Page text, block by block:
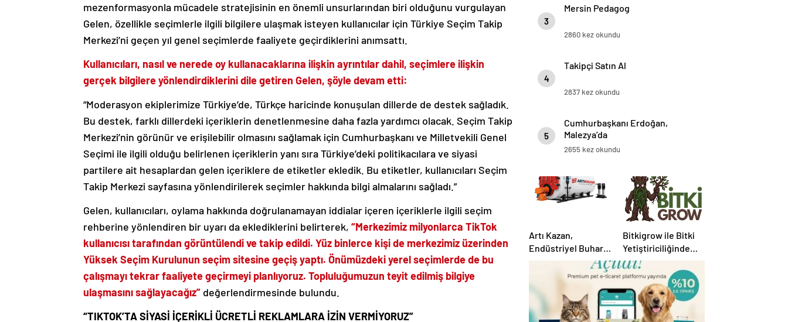
mezenformasyonla mücadele stratejisinin en önemli unsurlarından biri olduğunu vurgulayan
Gelen, özellikle seçimlerle ilgili bilgilere ulaşmak isteyen kullanıcılar için Türkiye Seçim Takip
Merkezi’ni geçen yıl genel seçimlerde faaliyete geçirdiklerini anımsattı.
Kullanıcıları, nasıl ve nerede oy kullanacaklarına ilişkin ayrıntılar dahil, seçimlere ilişkin
gerçek bilgilere yönlendirdiklerini dile getiren Gelen, şöyle devam etti:
“Moderasyon ekiplerimize Türkiye’de, Türkçe haricinde konuşulan dillerde de destek sağladık.
Bu destek, farklı dillerdeki içeriklerin denetlenmesine daha fazla yardımcı olacak. Seçim Takip
Merkezi’nin görünür ve erişilebilir olmasını sağlamak için Cumhurbaşkanı ve Milletvekili Genel
Seçimi ile ilgili olduğu belirlenen içeriklerin yanı sıra Türkiye’deki politikacılara ve siyasi
partilere ait hesaplardan gelen içeriklere de etiketler ekledik. Bu etiketler, kullanıcıları Seçim
Takip Merkezi sayfasına yönlendirilerek seçimler hakkında bilgi almalarını sağladı.”
Gelen, kullanıcıları, oylama hakkında doğrulanamayan iddialar içeren içeriklerle ilgili seçim
rehberine yönlendiren bir uyarı da eklediklerini belirterek, “Merkezimiz milyonlarca TikTok
kullanıcısı tarafından görüntülendi ve takip edildi. Yüz binlerce kişi de merkezimiz üzerinden
Yüksek Seçim Kurulunun seçim sitesine geçiş yaptı. Önümüzdeki yerel seçimlerde de bu
çalışmayı tekrar faaliyete geçirmeyi planlıyoruz. Topluluğumuzun teyit edilmiş bilgiye
ulaşmasını sağlayacağız” değerlendirmesinde bulundu.
“TIKTOK’TA SİYASİ İÇERİKLİ ÜCRETLİ REKLAMLARA İZİN VERMİYORUZ”
3
Mersin Pedagog
2860 kez okundu
4
Takipçi Satın Al
2837 kez okundu
5
Cumhurbaşkanı Erdoğan,
Malezya’da
2655 kez okundu
Artı Kazan,
Endüstriyel Buhar
Kazanı
Çözümleriyle
Üretim Tesislerine
Verimli Sistemler
Sunuyor
Bitkigrow ile Bitki
Yetiştiriciliğinde
Doğru Ekipman ve
Ürün Seçimi